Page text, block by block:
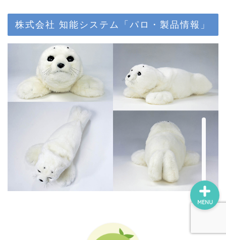
株式会社 知能システム「パロ・製品情報」
MENU
ロボホン（RoBoHoN）
美術館・博物館巡り
瀬戸内国際芸術祭
デジ絵に挑戦！